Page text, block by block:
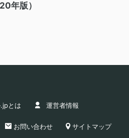
年版）
とは 運営者情報
お問い合わせ サイトマップ